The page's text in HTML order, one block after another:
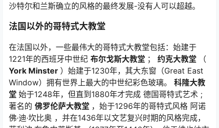
沙特尔和兰斯确立的风格的最终发展-没有人可以超越。
法国以外的哥特式大教堂
在法国以外，一些最伟大的哥特式大教堂包括：始建于
1221年的西班牙中世纪 布尔戈斯大教堂 ； 约克大教堂
（
York Minster ）始建于1230年，其大东窗（Great East
Window）拥有世界上最大的中世纪彩色玻璃。 科隆大教
堂 始于1248年，但直到1880年才完成 德国哥特式艺术 ;
著名的 佛罗伦萨大教堂 ，始于1296年的哥特式风格 阿诺
佛·迪·坎比奥 ，并在1436年以文艺复兴时期的风格完成，